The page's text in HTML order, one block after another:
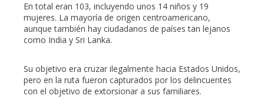
En total eran 103, incluyendo unos 14 niños y 19
mujeres. La mayoría de origen centroamericano,
aunque también hay ciudadanos de países tan lejanos
como India y Sri Lanka.
Su objetivo era cruzar ilegalmente hacia Estados Unidos,
pero en la ruta fueron capturados por los delincuentes
con el objetivo de extorsionar a sus familiares.